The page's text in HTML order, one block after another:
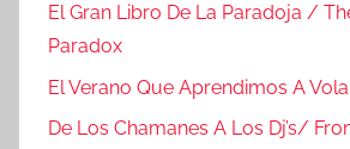
El Gran Libro De La Paradoja /
Paradox
El Verano Que Aprendimos A
De Los Chamanes A Los Dj’s/